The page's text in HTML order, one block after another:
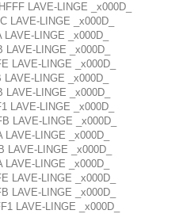
LAVE-LINGE _x000D_
LAVE-LINGE _x000D_
LINGE _x000D_
LINGE _x000D_
LAVE-LINGE _x000D_
LINGE _x000D_
LINGE _x000D_
LAVE-LINGE _x000D_
LAVE-LINGE _x000D_
LINGE _x000D_
LINGE _x000D_
LINGE _x000D_
LAVE-LINGE _x000D_
LAVE-LINGE _x000D_
LAVE-LINGE _x000D_